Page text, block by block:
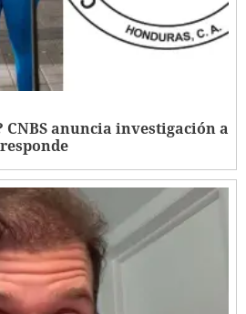
CNBS anuncia investigación a